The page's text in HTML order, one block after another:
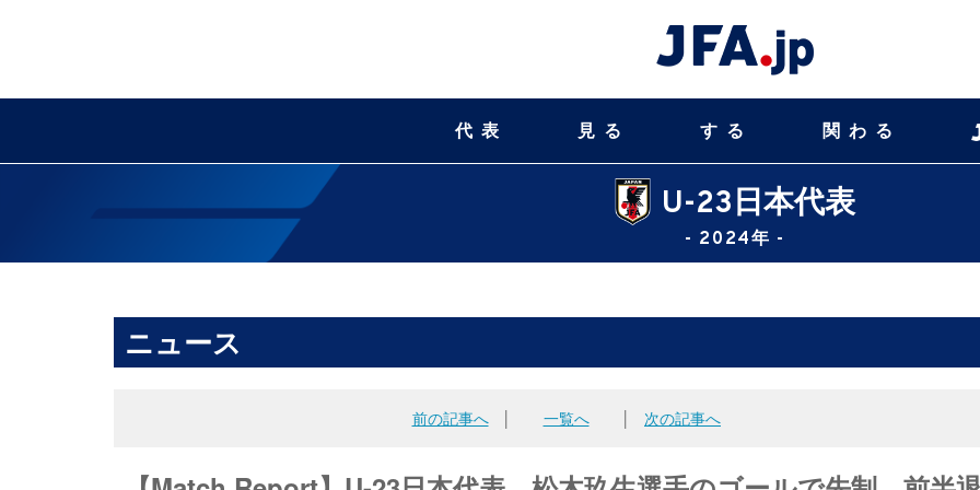
代表 見る する 関わる
U-23日本代表
- 2024年 -
ニュース
前の記事へ│ 一覧へ 次の記事へ